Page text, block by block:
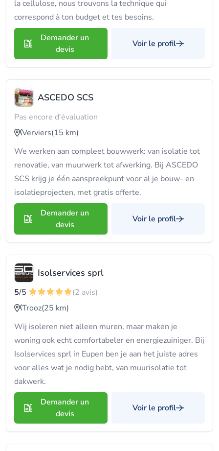
la cellulose, nous trouvons la technique qui
correspond à ton budget et tes besoins.
Demander un
devis
Voir le profil
ASCEDO SCS
Pas encore d'évaluation
Verviers(15 km)
We werken aan compleet bouwwerk: van isolatie tot
renovatie, van muurwerk tot afwerking. Bij ASCEDO
SCS krijg je één aanspreekpunt voor al je bouw- en
isolatieprojecten, met gratis offerte.
Demander un
devis
Voir le profil
Isolservices sprl
5/5
(2 avis)
Trooz(25 km)
Wij isoleren niet alleen muren, maar maken je
woning ook echt comfortabeler en energiezuiniger. Bij
Isolservices sprl in Eupen ben je aan het juiste adres
voor alles wat je nodig hebt, van muurisolatie tot
dakwerk.
Demander un
devis
Voir le profil